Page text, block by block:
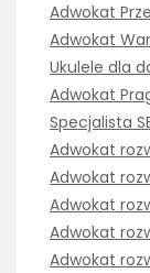
Adwokat
Adwokat
Ukulele dla
Adwokat
Specjalista
Adwokat
Adwokat
Adwokat
Adwokat
Adwokat